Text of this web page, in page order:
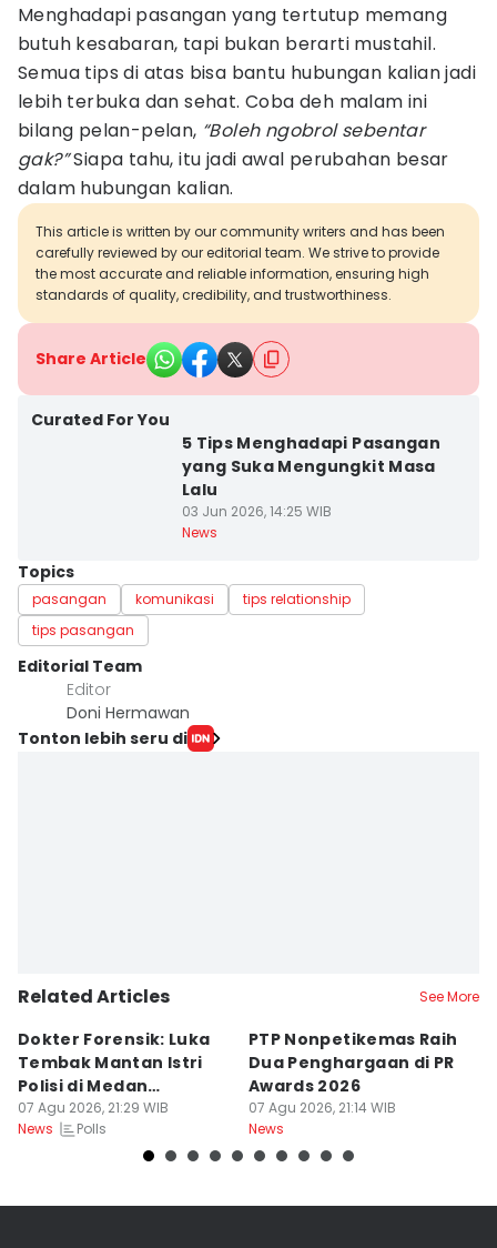
Menghadapi pasangan yang tertutup memang
butuh kesabaran, tapi bukan berarti mustahil.
Semua tips di atas bisa bantu hubungan kalian jadi
lebih terbuka dan sehat. Coba deh malam ini
bilang pelan-pelan, “Boleh ngobrol sebentar
gak?”Siapa tahu, itu jadi awal perubahan besar
dalam hubungan kalian.
This article is written by our community writers and has been
carefully reviewed by our editorial team. We strive to provide
the most accurate and reliable information, ensuring high
standards of quality, credibility, and trustworthiness.
Share Article
Curated For You
5 Tips Menghadapi Pasangan
yang Suka Mengungkit Masa
Lalu
03 Jun 2026, 14:25 WIB
News
Topics
pasangan komunikasi
tips relationship
tips pasangan
Editorial Team
Editor
Doni Hermawan
Tonton lebih seru di
Related Articles See More
Dokter Forensik: Luka
Tembak Mantan Istri
Polisi di Medan
Berkarakter Tempel
07 Agu 2026, 21:29 WIB
News
Polls
PTP Nonpetikemas Raih
Dua Penghargaan di PR
Awards 2026
07 Agu 2026, 21:14 WIB
News